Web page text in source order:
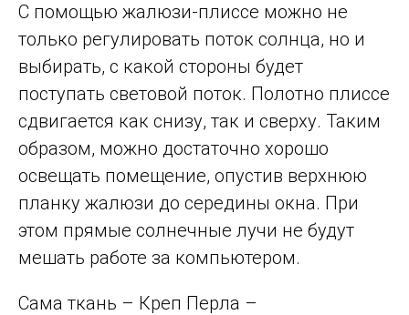
С помощью жалюзи-плиссе можно не
только регулировать поток солнца, но и
выбирать, с какой стороны будет
поступать световой поток. Полотно плиссе
сдвигается как снизу, так и сверху. Таким
образом, можно достаточно хорошо
освещать помещение, опустив верхнюю
планку жалюзи до середины окна. При
этом прямые солнечные лучи не будут
мешать работе за компьютером.
Сама ткань – Креп Перла –